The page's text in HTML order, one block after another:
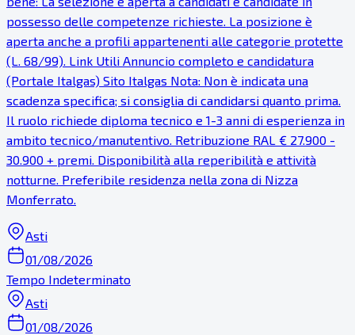
possesso delle competenze richieste. La posizione è
aperta anche a profili appartenenti alle categorie protette
(L. 68/99). Link Utili Annuncio completo e candidatura
(Portale Italgas) Sito Italgas Nota: Non è indicata una
scadenza specifica; si consiglia di candidarsi quanto prima.
Il ruolo richiede diploma tecnico e 1-3 anni di esperienza in
ambito tecnico/manutentivo. Retribuzione RAL € 27.900 -
30.900 + premi. Disponibilità alla reperibilità e attività
notturne. Preferibile residenza nella zona di Nizza
Monferrato.
Asti
01/08/2026
Tempo Indeterminato
Asti
01/08/2026